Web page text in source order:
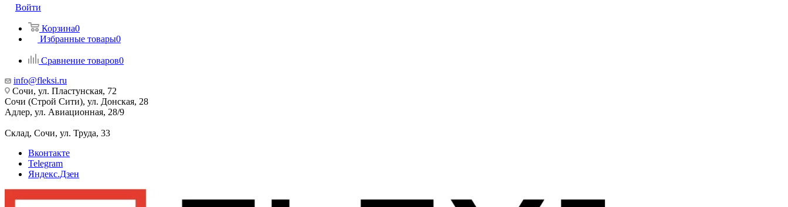
Войти
Корзина0
Избранные товары0
Сравнение товаров0
info@fleksi.ru
Сочи, ул. Пластунская, 72
Сочи (Строй Сити), ул. Донская, 28
Адлер, ул. Авиационная, 28/9
Склад, Сочи, ул. Труда, 33
Вконтакте
Telegram
Яндекс.Дзен